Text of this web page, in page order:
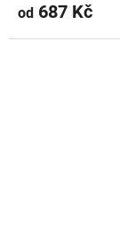
od 687 Kč